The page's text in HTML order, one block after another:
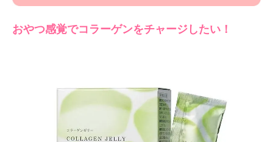
おやつ感覚でコラーゲンをチャージしたい！